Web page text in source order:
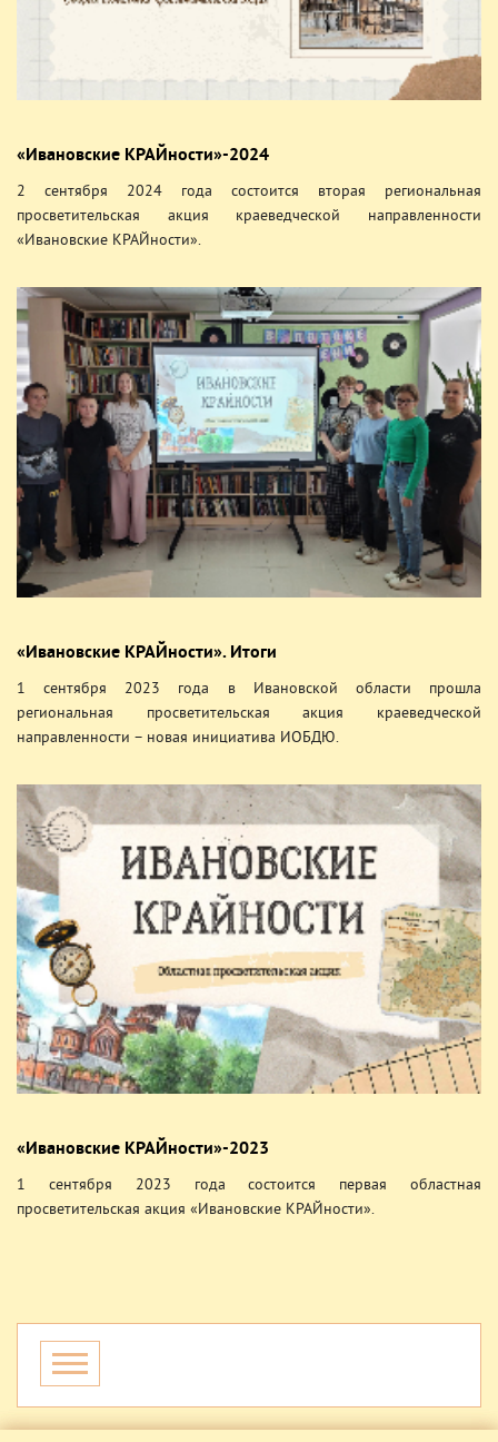
«Ивановские КРАЙности»-2024
2 сентября 2024 года состоится вторая региональная
просветительская акция краеведческой направленности
«Ивановские КРАЙности».
«Ивановские КРАЙности». Итоги
1 сентября 2023 года в Ивановской области прошла
региональная просветительская акция краеведческой
направленности – новая инициатива ИОБДЮ.
«Ивановские КРАЙности»-2023
1 сентября 2023 года состоится первая областная
просветительская акция «Ивановские КРАЙности».